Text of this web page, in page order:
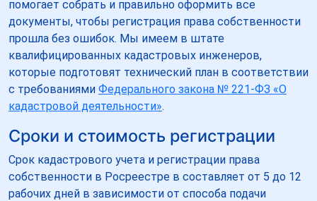
помогает собрать и правильно оформить все
документы, чтобы регистрация права собственности
прошла без ошибок. Мы имеем в штате
квалифицированных кадастровых инженеров,
которые подготовят технический план в соответствии
с требованиями Федерального закона № 221-ФЗ «О
кадастровой деятельности».
Сроки и стоимость регистрации
Срок кадастрового учета и регистрации права
собственности в Росреестре в составляет от 5 до 12
рабочих дней в зависимости от способа подачи